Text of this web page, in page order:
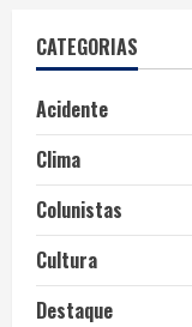
CATEGORIAS
Acidente
Clima
Colunistas
Cultura
Destaque